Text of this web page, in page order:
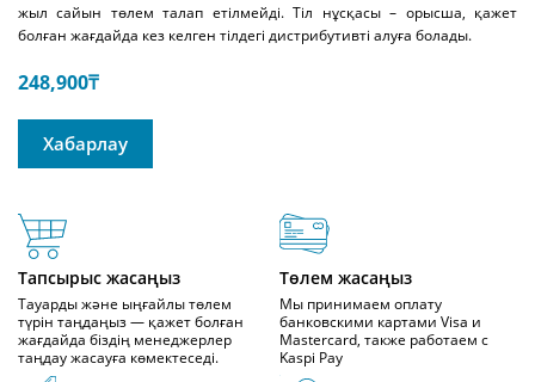
жыл сайын төлем талап етілмейді. Тіл нұсқасы – орысша, қажет
болған жағдайда кез келген тілдегі дистрибутивті алуға болады.
248,900₸
Хабарлау
Тапсырыс жасаңыз
Тауарды және ыңғайлы төлем
түрін таңдаңыз — қажет болған
жағдайда біздің менеджерлер
таңдау жасауға көмектеседі.
Төлем жасаңыз
Мы принимаем оплату
банковскими картами Visa и
Mastercard, также работаем с
Kaspi Pay